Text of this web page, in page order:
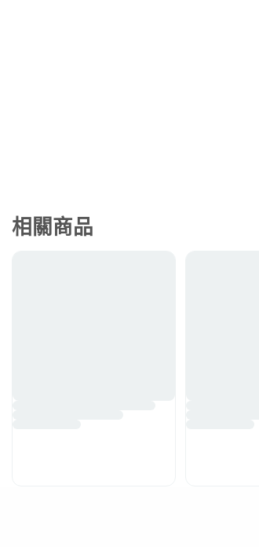
相關商品